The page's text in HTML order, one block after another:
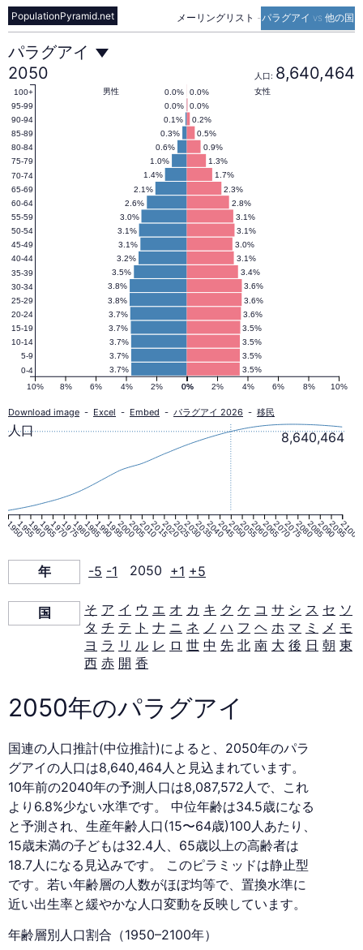
メーリングリスト -パラグアイ vs 他の国
PopulationPyramid.net
パ
ラ
グ
ア
イ
の
人
口
ピ
ミ
ッ
ド
2050
パラグアイ
2050
人口: 8,640,464
3.5%
3.7%
3.5%
3.7%
3.5%
3.7%
3.5%
3.7%
3.6%
3.7%
3.6%
3.8%
3.6%
3.8%
3.4%
3.5%
3.1%
3.2%
3.0%
3.1%
3.1%
3.1%
3.1%
3.0%
2.8%
2.6%
2.3%
2.1%
1.7%
1.4%
1.3%
1.0%
0.9%
0.6%
0.5%
0.3%
0.2%
0.1%
0.0%
0.0%
0.0%
0.0% 女性
男性
0% 2% 4% 6% 8% 10%
10% 8% 6% 4% 2% 0%
0-4
5-9
10-14
15-19
20-24
25-29
30-34
35-39
40-44
45-49
50-54
55-59
60-64
65-69
70-74
75-79
80-84
85-89
90-94
95-99
100+
Download image - Excel - Embed - パラグアイ 2026 - 移民
1950195519601965197019751980198519901995200020052010201520202025203020352040204520502055206020652070207520802085209020952100
8,640,464
人口
年 -5 -1 2050 +1 +5
国 そ ア イ ウ エ オ カ キ ク ケ コ サ シ ス セ ソ
タ チ テ ト ナ ニ ネ ノ ハ フ ヘ ホ マ ミ メ モ
ヨ ラ リ ル レ ロ 世 中 先 北 南 大 後 日 朝 東
西 赤 開 香
2050年のパラグアイ
国連の人口推計(中位推計)によると、2050年のパラ
グアイの人口は8,640,464人と見込まれています。
10年前の2040年の予測人口は8,087,572人で、これ
より6.8%少ない水準です。 中位年齢は34.5歳になる
と予測され、生産年齢人口(15〜64歳)100人あたり、
15歳未満の子どもは32.4人、65歳以上の高齢者は
18.7人になる見込みです。 このピラミッドは静止型
です。若い年齢層の人数がほぼ均等で、置換水準に
近い出生率と緩やかな人口変動を反映しています。
年齢層別人口割合（1950–2100年）